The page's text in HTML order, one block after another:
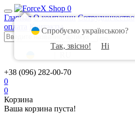
0
Главная О компании Сотрудничество
оплата
Контакты
+38 (096) 282-00-70
0
0
Корзина
Ваша корзина пуста!
Спробуємо українською?
Так, звісно!
Ні